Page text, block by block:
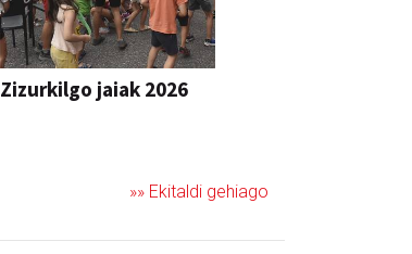
Zizurkilgo jaiak 2026
»» Ekitaldi gehiago